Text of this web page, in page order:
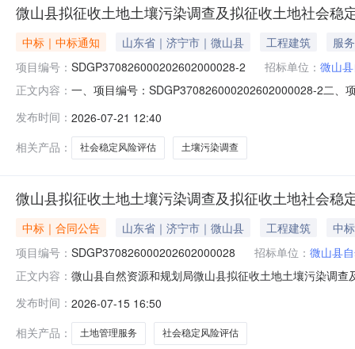
微山县拟征收土地土壤污染调查及拟征收土地社会稳
中标｜中标通知 山东省｜济宁市｜微山县 工程建筑
服务
项目编号： SDGP370826000202602000028-2 招标单位： 微山
正文内容： 一、项目编号：SDGP370826000202602000028-2二、
会稳定风险评估工作B2):服务类（济宁大运河评估咨询
发布时间： 2026-07-21 12:40
相关产品：
社会稳定风险评估 土壤污染调查
微山县拟征收土地土壤污染调查及拟征收土地社会稳
中标｜合同公告 山东省｜济宁市｜微山县 工程建筑
中
项目编号： SDGP370826000202602000028 招标单位： 微山县
正文内容： 微山县自然资源和规划局微山县拟征收土地土壤污染调
调查及拟征收土地社会稳定风险评估采购项目五、合同
发布时间： 2026-07-15 16:50
相关产品：
土地管理服务 社会稳定风险评估